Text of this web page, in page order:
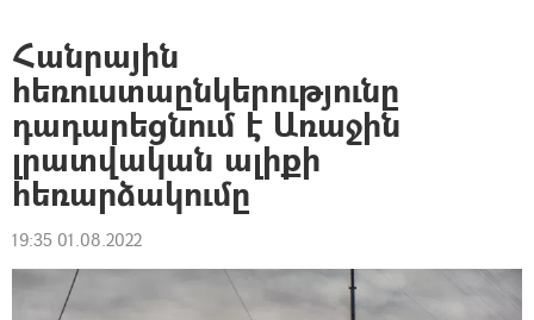
Հանրային
հեռուստաընկերությունը
դադարեցնում է Առաջին
լրատվական ալիքի
հեռարձակումը
19:35 01.08.2022